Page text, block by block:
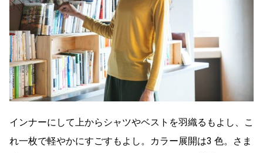
インナーにして上からシャツやベストを羽織るもよし、こ
れ一枚で軽やかにすごすもよし。カラー展開は3 色。さま